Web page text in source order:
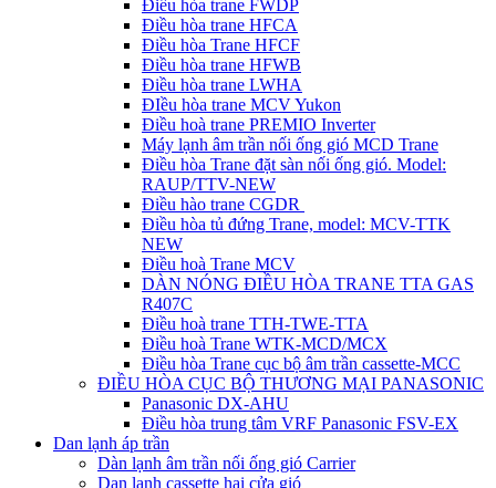
Điều hòa trane FWDP
Điều hòa trane HFCA
Điều hòa Trane HFCF
Điều hòa trane HFWB
Điều hòa trane LWHA
ĐIều hòa trane MCV Yukon
Điều hoà trane PREMIO Inverter
Máy lạnh âm trần nối ống gió MCD Trane
Điều hòa Trane đặt sàn nối ống gió. Model:
RAUP/TTV-NEW
Điều hào trane CGDR
Điều hòa tủ đứng Trane, model: MCV-TTK
NEW
Điều hoà Trane MCV
DÀN NÓNG ĐIỀU HÒA TRANE TTA GAS
R407C
Điều hoà trane TTH-TWE-TTA
Điều hoà Trane WTK-MCD/MCX
Điều hòa Trane cục bộ âm trần cassette-MCC
ĐIỀU HÒA CỤC BỘ THƯƠNG MẠI PANASONIC
Panasonic DX-AHU
Điều hòa trung tâm VRF Panasonic FSV-EX
Dan lạnh áp trần
Dàn lạnh âm trần nối ống gió Carrier
Dan lanh cassette hai cửa gió